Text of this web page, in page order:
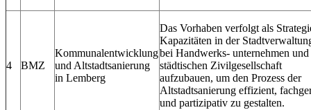
4 BMZ
Kommunalentwicklung
und Altstadtsanierung
in Lemberg
Das Vorhaben verfolgt als
Kapazitäten in der
bei Handwerks‐ unternehmen und
städtischen Zivilgesellschaft
aufzubauen, um den Prozess der
Altstadtsanierung effizient,
und partizipativ zu gestalten.